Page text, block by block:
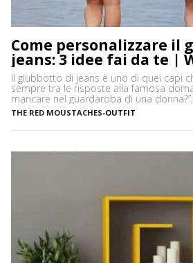
Come personalizzare il
jeans: 3 idee fai da te |
Il giubbotto di jeans è uno di quei capi
sempre tra le risposte alla famosa
mancare nel guardaroba di una
cercare tra le bancarelle dei mercatini
classico della Levi’s, i modelli dalla
THE RED MOUSTACHES-OUTFIT